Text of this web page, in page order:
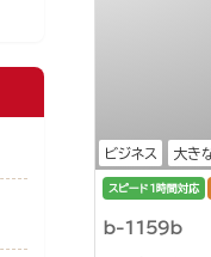
ビジネス 大き
スピード1時間対応
b-1159b